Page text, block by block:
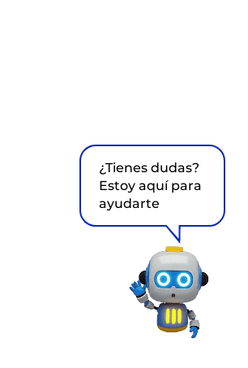
¿Tienes dudas?
Estoy aquí para
ayudarte